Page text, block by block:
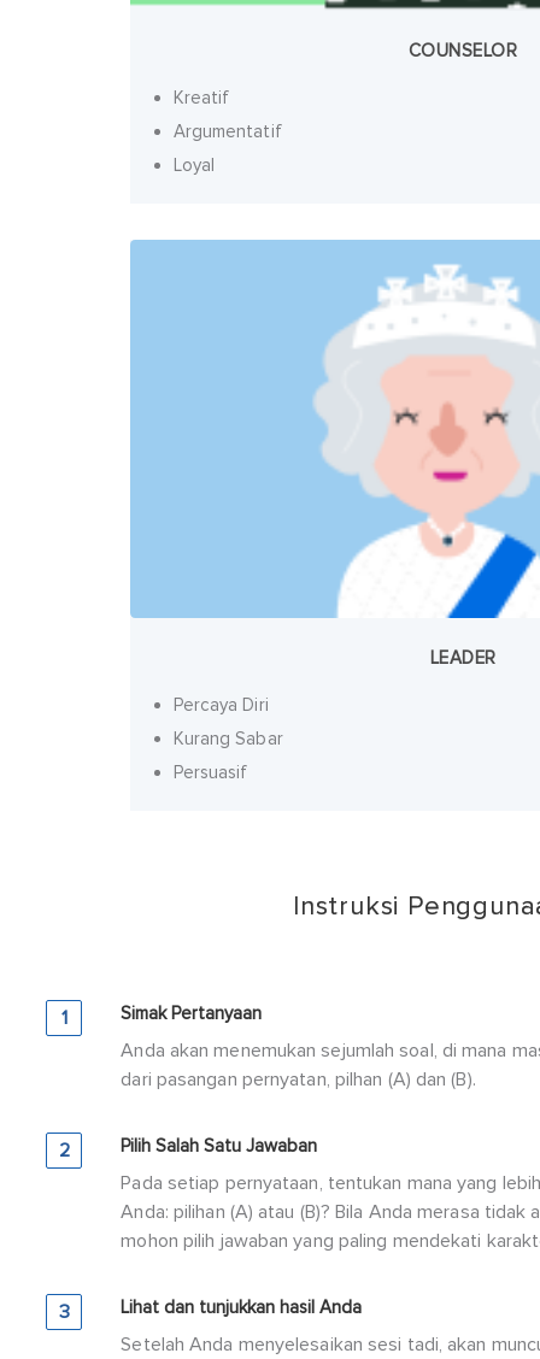
COUNSELOR
Kreatif
Argumentatif
Loyal
LEADER
Percaya Diri
Kurang Sabar
Persuasif
Instruksi
1 Simak Pertanyaan
Anda akan menemukan sejumlah soal, di mana
dari pasangan pernyatan, pilhan (A) dan (B).
2 Pilih Salah Satu Jawaban
Pada setiap pernyataan, tentukan mana yang
Anda: pilihan (A) atau (B)? Bila Anda merasa tidak
mohon pilih jawaban yang paling mendekati
3 Lihat dan tunjukkan hasil Anda
Setelah Anda menyelesaikan sesi tadi, akan